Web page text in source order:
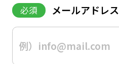
必須 メールアドレス